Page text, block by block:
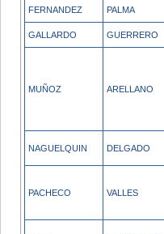
FERNANDEZ PALMA
GALLARDO GUERRERO
MUÑOZ ARELLANO
NAGUELQUIN DELGADO
PACHECO VALLES